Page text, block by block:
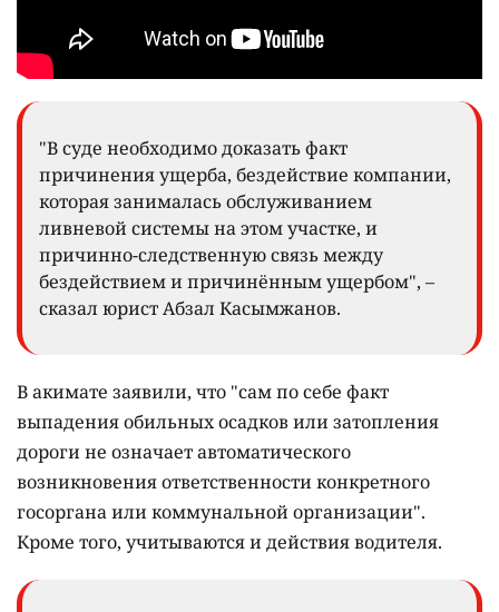
"В суде необходимо доказать факт
причинения ущерба, бездействие компании,
которая занималась обслуживанием
ливневой системы на этом участке, и
причинно-следственную связь между
бездействием и причинённым ущербом", –
сказал юрист Абзал Касымжанов.
В акимате заявили, что "сам по себе факт
выпадения обильных осадков или затопления
дороги не означает автоматического
возникновения ответственности конкретного
госоргана или коммунальной организации".
Кроме того, учитываются и действия водителя.